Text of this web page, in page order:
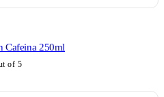
Cafeina 250ml
of 5